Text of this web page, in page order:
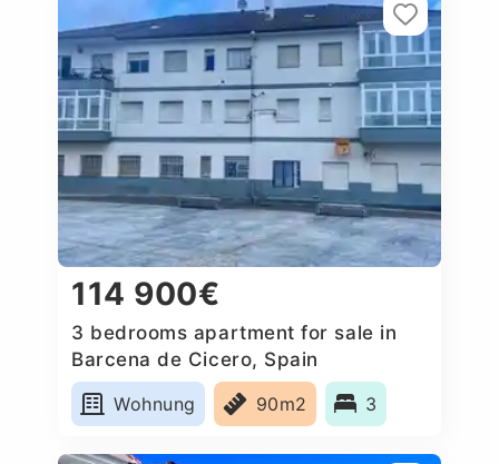
114 900€
3 bedrooms apartment for sale in
Barcena de Cicero, Spain
Wohnung
90m2 3